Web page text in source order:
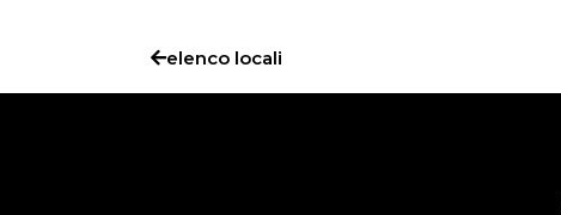
elenco locali